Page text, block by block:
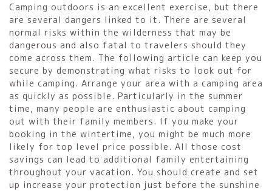
Camping outdoors is an excellent exercise, but there
are several dangers linked to it. There are several
normal risks within the wilderness that may be
dangerous and also fatal to travelers should they
come across them. The following article can keep you
secure by demonstrating what risks to look out for
while camping. Arrange your area with a camping area
as quickly as possible. Particularly in the summer
time, many people are enthusiastic about camping
out with their family members. If you make your
booking in the wintertime, you might be much more
likely for top level price possible. All those cost
savings can lead to additional family entertaining
throughout your vacation. You should create and set
up increase your protection just before the sunshine